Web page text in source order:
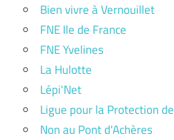
Bien vivre à Vernouillet
FNE Ile de France
FNE Yvelines
La Hulotte
Lépi'Net
Ligue pour la Protection
Non au Pont d'Achères